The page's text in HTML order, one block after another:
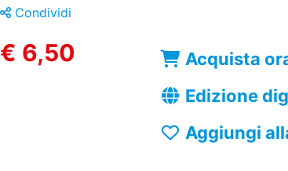
Condividi
€ 6,50
Acquista
Edizione
Aggiungi